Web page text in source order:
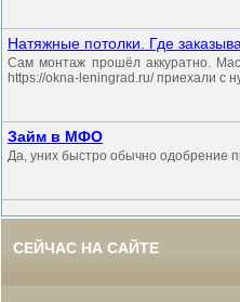
Натяжные потолки. Где
Сам монтаж прошёл аккуратно.
https://okna-leningrad.ru/ приехали с
Займ в МФО
Да, уних быстро обычно одобрение
СЕЙЧАС НА САЙТЕ